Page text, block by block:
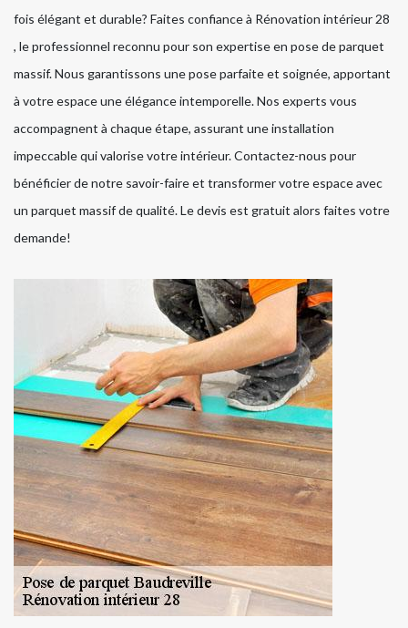
fois élégant et durable? Faites confiance à Rénovation intérieur 28
, le professionnel reconnu pour son expertise en pose de parquet
massif. Nous garantissons une pose parfaite et soignée, apportant
à votre espace une élégance intemporelle. Nos experts vous
accompagnent à chaque étape, assurant une installation
impeccable qui valorise votre intérieur. Contactez-nous pour
bénéficier de notre savoir-faire et transformer votre espace avec
un parquet massif de qualité. Le devis est gratuit alors faites votre
demande!